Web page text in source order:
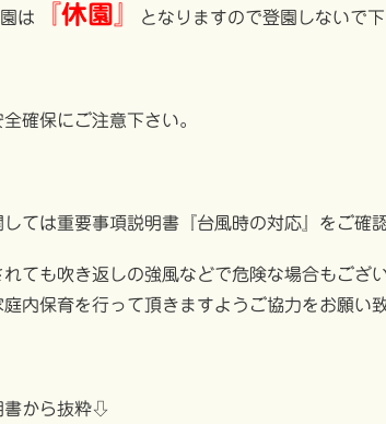
は 『休園』 となりますので登園しないで下
確保にご注意下さい。
ては重要事項説明書『台風時の対応』をご確認
ても吹き返しの強風などで危険な場合もござ
内保育を行って頂きますようご協力をお願い致
書から抜粋⇩